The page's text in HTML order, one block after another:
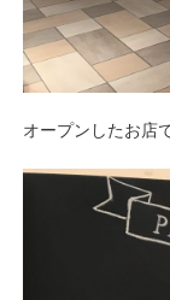
オープンしたお店